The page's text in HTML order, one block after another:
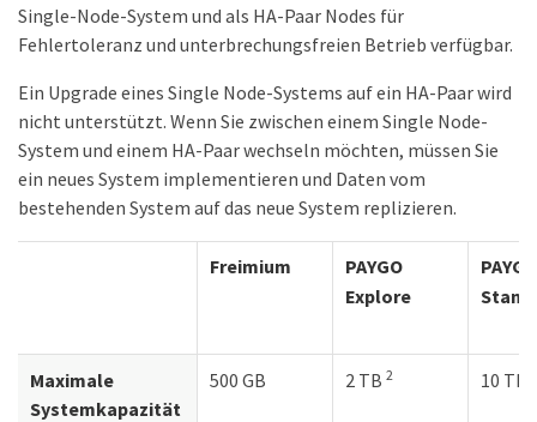
Single-Node-System und als HA-Paar Nodes für
Fehlertoleranz und unterbrechungsfreien Betrieb verfügbar.
Ein Upgrade eines Single Node-Systems auf ein HA-Paar wird
nicht unterstützt. Wenn Sie zwischen einem Single Node-
System und einem HA-Paar wechseln möchten, müssen Sie
ein neues System implementieren und Daten vom
bestehenden System auf das neue System replizieren.
Freimium
PAYGO
Explore
Maximale
Systemkapazität
500 GB 2 TB 2 10 TB